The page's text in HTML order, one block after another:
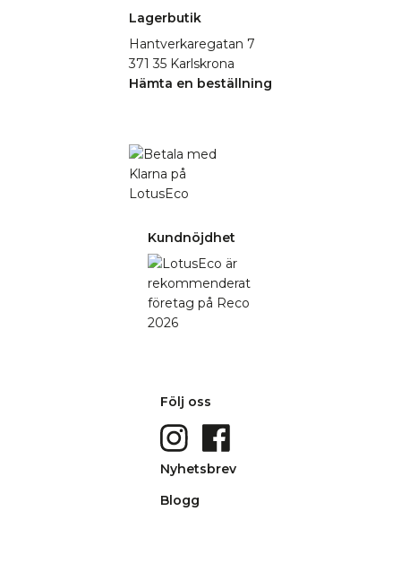
Lagerbutik
Hantverkaregatan 7
371 35 Karlskrona
Hämta en beställning
Kundnöjdhet
Följ oss
Nyhetsbrev
Blogg